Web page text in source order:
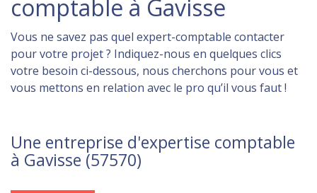
comptable à Gavisse
Vous ne savez pas quel expert-comptable contacter
pour votre projet ? Indiquez-nous en quelques clics
votre besoin ci-dessous, nous cherchons pour vous et
vous mettons en relation avec le pro qu’il vous faut !
Une entreprise d'expertise comptable
à Gavisse (57570)